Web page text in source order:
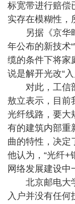
标宽带进行赔偿
实存在模糊性，
另据《京华时
年公布的新技术
缆的条件下将家
说是解开光改“
对此，工信部
敖立表示，目前
光纤线路，要大
有的建筑内部重
曲的特性，决定
他认为，“光纤+
网络发展建设中
北京邮电大学
入户并没有任何